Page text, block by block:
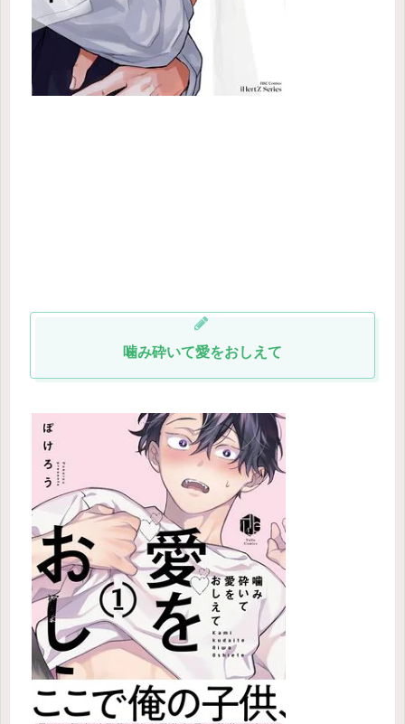
噛み砕いて愛をおしえて